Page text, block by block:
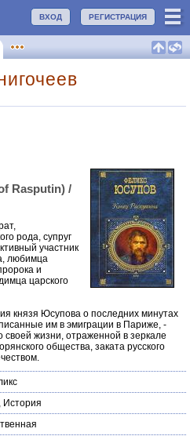
РЕГИСТРАЦИЯ
ВХОД
Rasputin) /
рода, супруг
участник
любимца
и
царского
князя Юсупова о последних минутах
им в эмиграции в Париже, -
своей жизни, отраженной в зеркале
общества, заката русского
, История